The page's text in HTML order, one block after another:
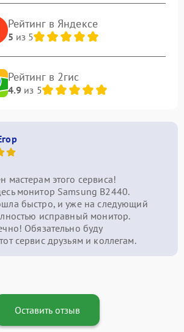
Рейтинг в Яндексе
5 из 5
Рейтинг в 2гис
4.9из 5
мастерам этого сервиса!
монитор Samsung B2440.
быстро, и уже на следующий
исправный монитор.
Обязательно буду
сервис друзьям и коллегам.
Оставить отзыв